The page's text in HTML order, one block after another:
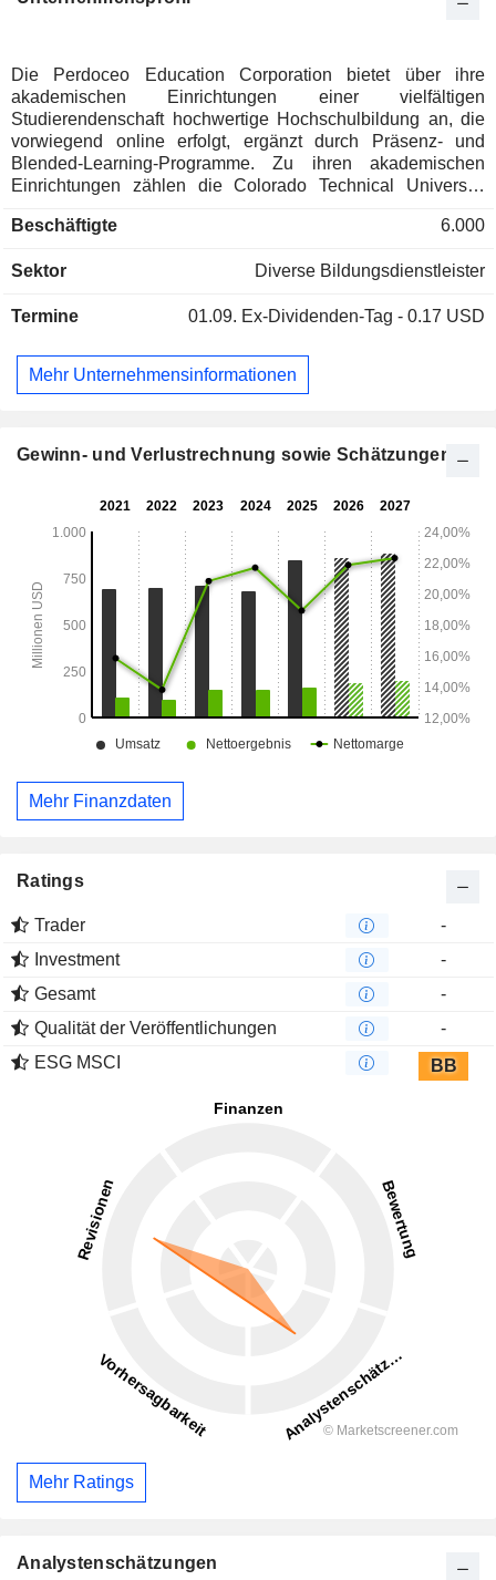
Die Perdoceo Education Corporation bietet über ihre
akademischen Einrichtungen einer vielfältigen
Studierendenschaft hochwertige Hochschulbildung an, die
vorwiegend online erfolgt, ergänzt durch Präsenz- und
Blended-Learning-Programme. Zu ihren akademischen
Einrichtungen zählen die Colorado Technical University
(AIUS) und die University of St. Augustine for Health
zum Doktorgrad sowie nicht auf einen Abschluss
anbieten. Die akademischen Einrichtungen bieten den
Studiengänge an. Die CTU bietet Studiengänge in den
berufsorientierten Fachbereichen Wirtschaft und
technologie, Cybersicherheit und Strafrecht sowie weiteren
Beschäftigte 6.000
Sektor Diverse Bildungsdienstleister
Termine 01.09. Ex-Dividenden-Tag - 0.17 USD
Mehr Unternehmensinformationen
Gewinn- und Verlustrechnung sowie Schätzungen
Mehr Finanzdaten
Ratings
Trader
-
Investment
-
Gesamt
-
Qualität der Veröffentlichungen
-
ESG MSCI
BB
Mehr Ratings
Analystenschätzungen